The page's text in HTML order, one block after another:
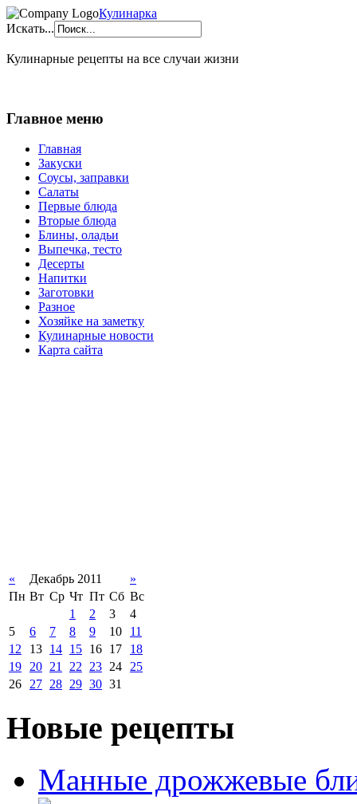
Кулинарка
Искать...
Кулинарные рецепты на все случаи жизни
Главное меню
Главная
Закуски
Соусы, заправки
Салаты
Первые блюда
Вторые блюда
Блины, оладьи
Выпечка, тесто
Десерты
Напитки
Заготовки
Разное
Хозяйке на заметку
Кулинарные новости
Карта сайта
« Декабрь 2011
»
Пн Вт Ср Чт Пт Сб Вс
1
2 3
4
5
6 7 8 9 10
11
12
13 14 15 16 17
18
19 20 21 22 23 24 25
26 27 28 29 30 31
Новые рецепты
Манные дрожжевые